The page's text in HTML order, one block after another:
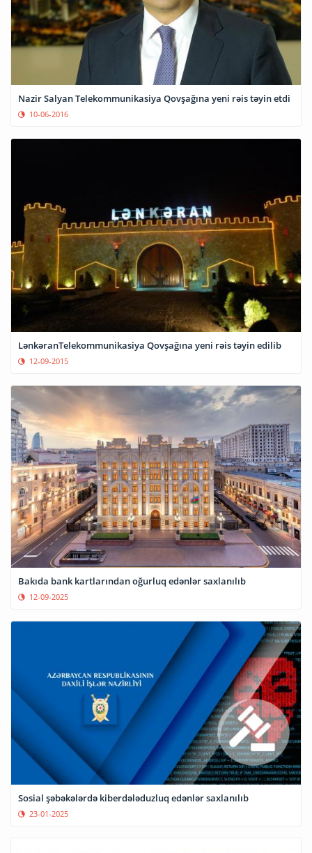
Nazir Salyan Telekommunikasiya Qovşağına yeni rəis təyin etdi
10-06-2016
LənkəranTelekommunikasiya Qovşağına yeni rəis təyin edilib
12-09-2015
Bakıda bank kartlarından oğurluq edənlər saxlanılıb
12-09-2025
Sosial şəbəkələrdə kiberdələduzluq edənlər saxlanılıb
23-01-2025